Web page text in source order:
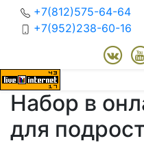
+7(812)575-64-64
+7(952)238-60-16
Набор в
для